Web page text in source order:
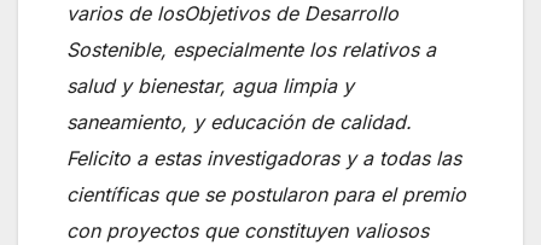
varios de losObjetivos de Desarrollo
Sostenible, especialmente los relativos a
salud y bienestar, agua limpia y
saneamiento, y educación de calidad.
Felicito a estas investigadoras y a todas las
científicas que se postularon para el premio
con proyectos que constituyen valiosos